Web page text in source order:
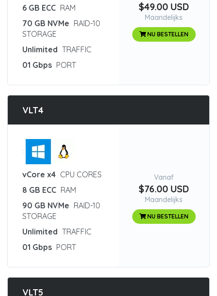
6 GB ECC RAM
70 GB NVMe RAID-10
STORAGE
Unlimited TRAFFIC
01 Gbps PORT
$49.00 USD
Maandelijks
NU BESTELLEN
VLT4
:
vCore x4 CPU CORES
8 GB ECC RAM
90 GB NVMe RAID-10
STORAGE
Unlimited TRAFFIC
01 Gbps PORT
Vanaf
$76.00 USD
Maandelijks
NU BESTELLEN
VLT5